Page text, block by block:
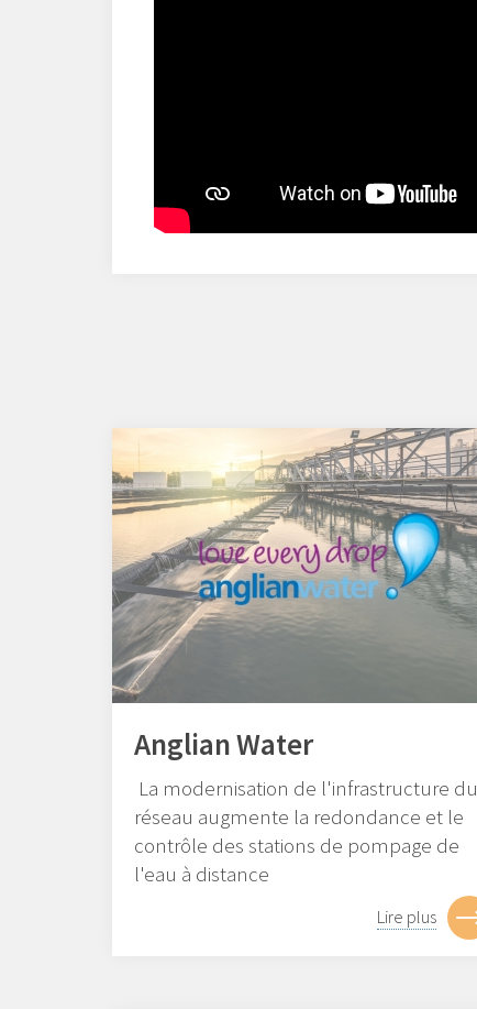
Anglian Water
La modernisation de l'infrastructure du
réseau augmente la redondance et le
contrôle des stations de pompage de
l'eau à distance
Lire plus